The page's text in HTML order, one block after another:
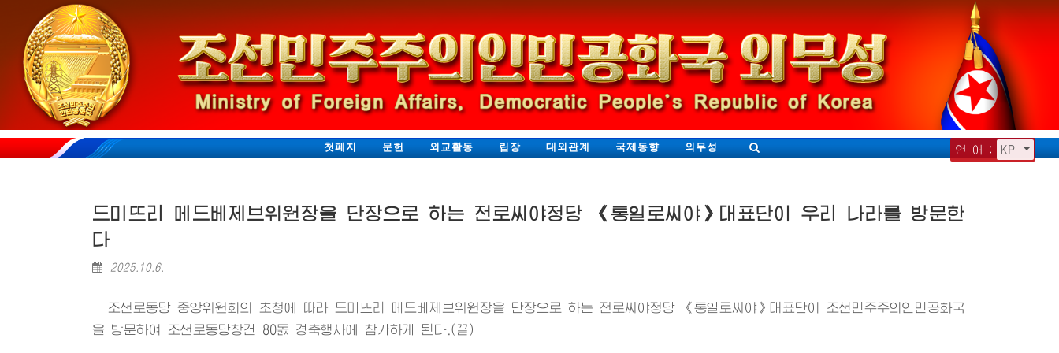
언 어 : KP
첫페지 문헌 외교활동 립장 대외관계 국제동향 외무성
드미뜨리 메드베제브위원장을 단장으로 하는 전로씨야정당 《통일로씨야》대표단이 우리 나라를 방문한
다
2025.10.6.
조선로동당 중앙위원회의 초청에 따라 드미뜨리 메드베제브위원장을 단장으로 하는 전로씨야정당 《통일로씨야》대표단이 조선민주주의인민공화국
을 방문하여 조선로동당창건 80돐 경축행사에 참가하게 된다.(끝)